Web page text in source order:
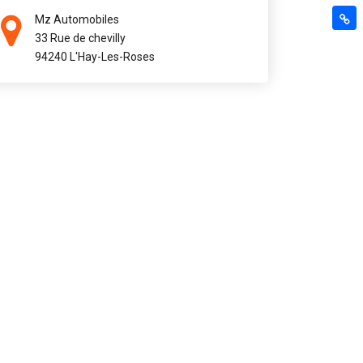
Mz Automobiles
33 Rue de chevilly
94240 L'Hay-Les-Roses